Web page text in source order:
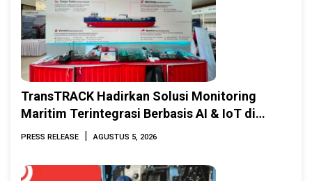
TransTRACK Hadirkan Solusi Monitoring
Maritim Terintegrasi Berbasis AI & IoT di
Indonesia Marine & Offshore Expo (IMOX)
PRESS RELEASE | AGUSTUS 5, 2026